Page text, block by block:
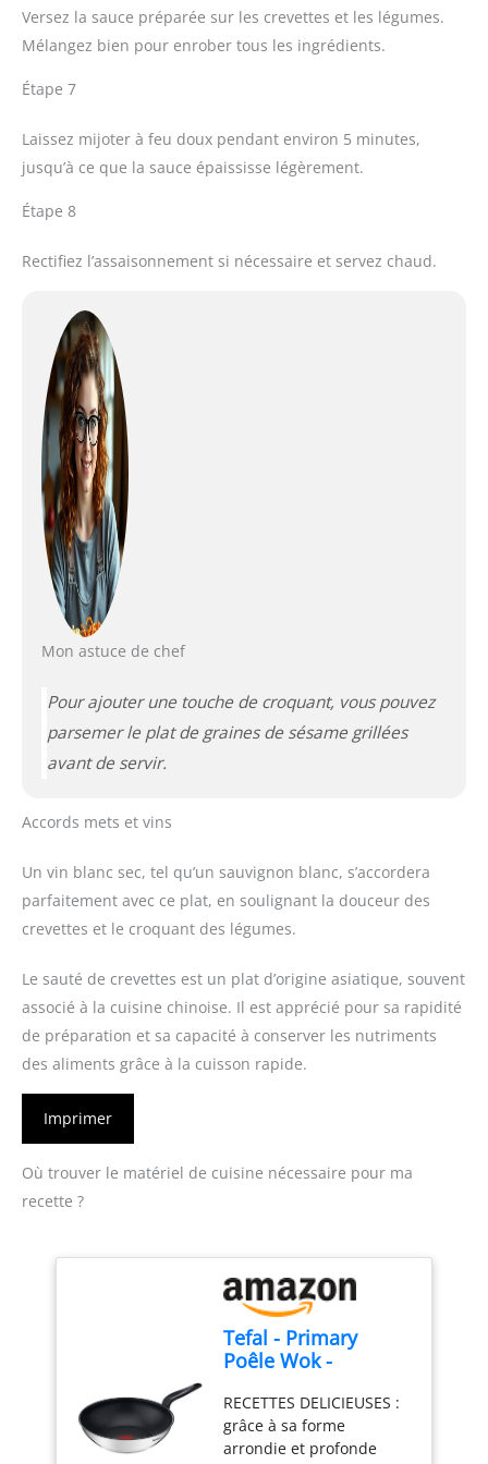
Versez la sauce préparée sur les crevettes et les légumes.
Mélangez bien pour enrober tous les ingrédients.
Étape 7
Laissez mijoter à feu doux pendant environ 5 minutes,
jusqu’à ce que la sauce épaississe légèrement.
Étape 8
Rectifiez l’assaisonnement si nécessaire et servez chaud.
Mon astuce de chef
Pour ajouter une touche de croquant, vous pouvez
parsemer le plat de graines de sésame grillées
avant de servir.
Accords mets et vins
Un vin blanc sec, tel qu’un sauvignon blanc, s’accordera
parfaitement avec ce plat, en soulignant la douceur des
crevettes et le croquant des légumes.
Le sauté de crevettes est un plat d’origine asiatique, souvent
associé à la cuisine chinoise. Il est apprécié pour sa rapidité
de préparation et sa capacité à conserver les nutriments
des aliments grâce à la cuisson rapide.
Imprimer
Où trouver le matériel de cuisine nécessaire pour ma
recette ?
Tefal - Primary
Poêle Wok -
Inox
RECETTES DELICIEUSES :
grâce à sa forme
arrondie et profonde